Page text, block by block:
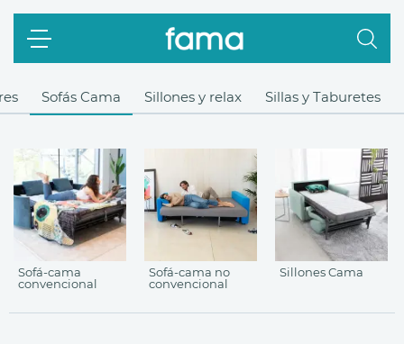
Sofás Cama
Sofá-cama
convencional
Sofá-cama no
convencional
Sillones Cama
Sillones y relax Sillas y Taburetes